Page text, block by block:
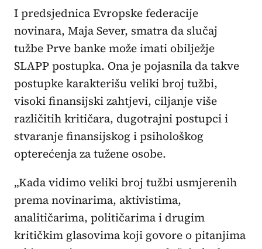
I predsjednica Evropske federacije
novinara, Maja Sever, smatra da slučaj
tužbe Prve banke može imati obilježje
SLAPP postupka. Ona je pojasnila da takve
postupke karakterišu veliki broj tužbi,
visoki finansijski zahtjevi, ciljanje više
različitih kritičara, dugotrajni postupci i
stvaranje finansijskog i psihološkog
opterećenja za tužene osobe.
„Kada vidimo veliki broj tužbi usmjerenih
prema novinarima, aktivistima,
analitičarima, političarima i drugim
kritičkim glasovima koji govore o pitanjima